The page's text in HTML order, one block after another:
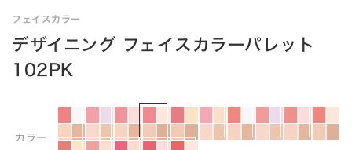
フェイスカラー
デザイニング フェイスカラーパレット
102PK
カラー